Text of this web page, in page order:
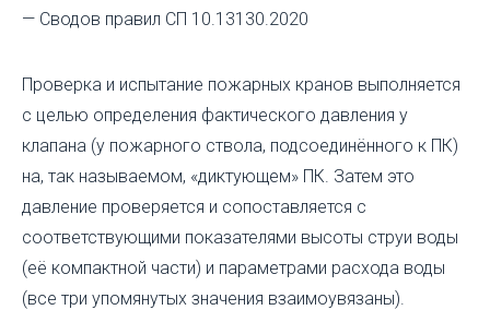
— Сводов правил СП 10.13130.2020
Проверка и испытание пожарных кранов выполняется
с целью определения фактического давления у
клапана (у пожарного ствола, подсоединённого к ПК)
на, так называемом, «диктующем» ПК. Затем это
давление проверяется и сопоставляется с
соответствующими показателями высоты струи воды
(её компактной части) и параметрами расхода воды
(все три упомянутых значения взаимоувязаны).